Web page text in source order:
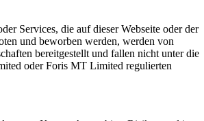
Services, die auf dieser Webseite oder der
und beworben werden, werden von
bereitgestellt und fallen nicht unter die
oder Foris MT Limited regulierten